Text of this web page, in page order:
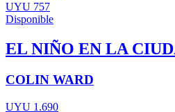
UYU 757
Disponible
EL NIÑO EN LA
COLIN WARD
UYU 1.690